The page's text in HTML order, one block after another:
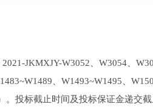
JKMXJY-W3052、W3054、
、W1493~W1495、
。投标截止时间及投标保证金递交